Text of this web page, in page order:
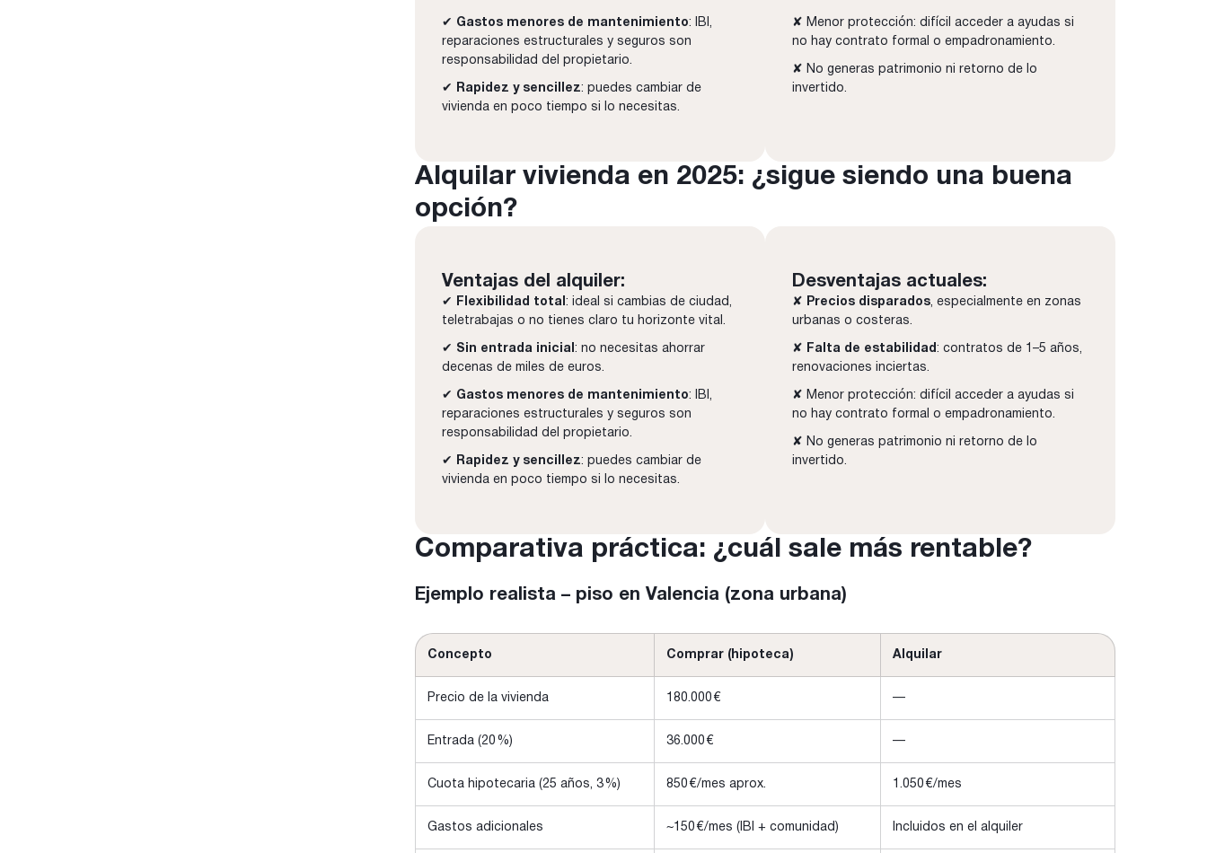
✔ Gastos menores de mantenimiento: IBI,
reparaciones estructurales y seguros son
responsabilidad del propietario.
✔ Rapidez y sencillez: puedes cambiar de
vivienda en poco tiempo si lo necesitas.
✘ Menor protección: difícil acceder a ayudas si
no hay contrato formal o empadronamiento.
✘ No generas patrimonio ni retorno de lo
invertido.
Alquilar vivienda en 2025: ¿sigue siendo una buena
opción?
Ventajas del alquiler:
✔ Flexibilidad total : ideal si cambias de ciudad,
teletrabajas o no tienes claro tu horizonte vital.
✔ Sin entrada inicial : no necesitas ahorrar
decenas de miles de euros.
✔ Gastos menores de mantenimiento: IBI,
reparaciones estructurales y seguros son
responsabilidad del propietario.
✔ Rapidez y sencillez: puedes cambiar de
vivienda en poco tiempo si lo necesitas.
Desventajas actuales:
✘ Precios disparados, especialmente en zonas
urbanas o costeras.
✘ Falta de estabilidad : contratos de 1–5 años,
renovaciones inciertas.
✘ Menor protección: difícil acceder a ayudas si
no hay contrato formal o empadronamiento.
✘ No generas patrimonio ni retorno de lo
invertido.
Comparativa práctica: ¿cuál sale más rentable?
Ejemplo realista – piso en Valencia (zona urbana)
Concepto Comprar (hipoteca) Alquilar
Precio de la vivienda 180.000 € —
Entrada (20 %) 36.000 € —
Cuota hipotecaria (25 años, 3 %) 850 €/mes aprox. 1.050 €/mes
Gastos adicionales ~150 €/mes (IBI + comunidad) Incluidos en el alquiler